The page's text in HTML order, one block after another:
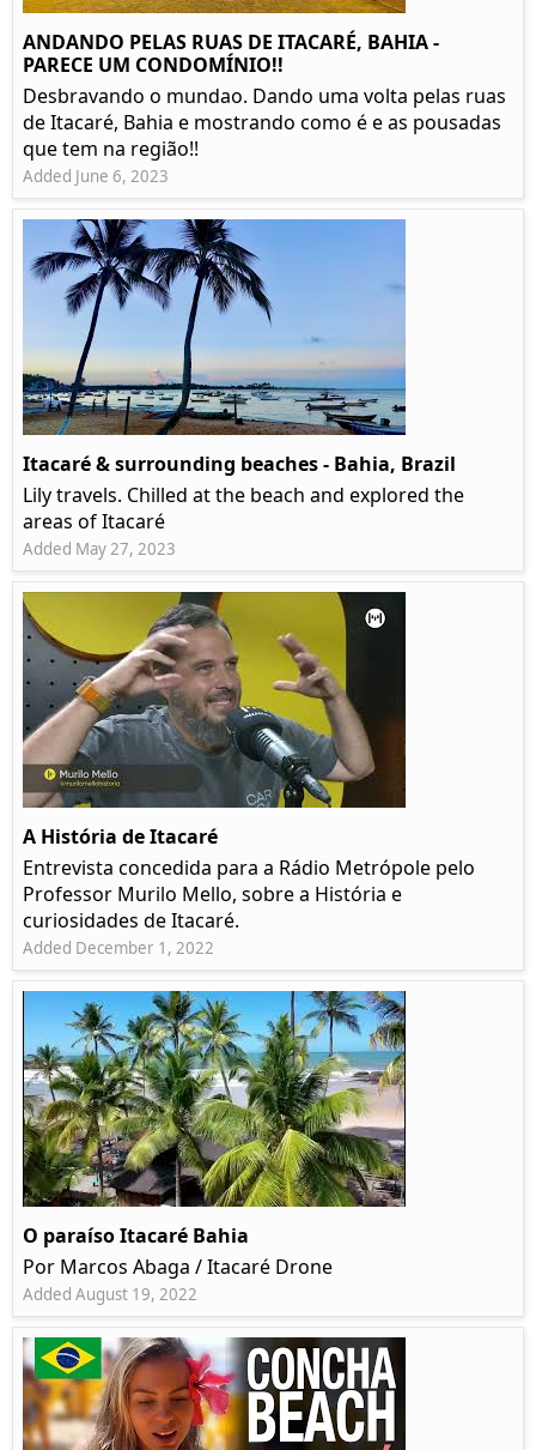
ANDANDO PELAS RUAS DE ITACARÉ, BAHIA -
PARECE UM CONDOMÍNIO!!
Desbravando o mundao. Dando uma volta pelas ruas
de Itacaré, Bahia e mostrando como é e as pousadas
que tem na região!!
Added June 6, 2023
Itacaré & surrounding beaches - Bahia, Brazil
Lily travels. Chilled at the beach and explored the
areas of Itacaré
Added May 27, 2023
A História de Itacaré
Entrevista concedida para a Rádio Metrópole pelo
Professor Murilo Mello, sobre a História e
curiosidades de Itacaré.
Added December 1, 2022
O paraíso Itacaré Bahia
Por Marcos Abaga / Itacaré Drone
Added August 19, 2022